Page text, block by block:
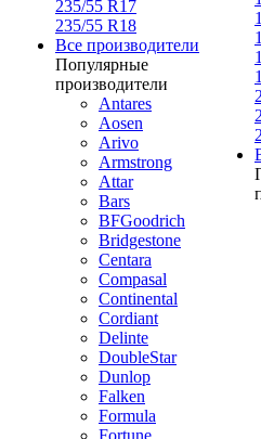
235/55 R17
235/55 R18
Все производители
Популярные
производители
Antares
Aosen
Arivo
Armstrong
Attar
Bars
BFGoodrich
Bridgestone
Centara
Compasal
Continental
Cordiant
Delinte
DoubleStar
Dunlop
Falken
Formula
Fortune